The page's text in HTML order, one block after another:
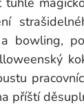
bowling,
příští